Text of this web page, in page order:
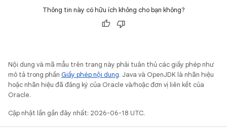
Thông tin này có hữu ích không cho bạn không?
Nội dung và mã mẫu trên trang này phải tuân thủ các giấy phép như
mô tả trong phần Giấy phép nội dung. Java và OpenJDK là nhãn hiệu
hoặc nhãn hiệu đã đăng ký của Oracle và/hoặc đơn vị liên kết của
Oracle.
Cập nhật lần gần đây nhất: 2026-06-18 UTC.